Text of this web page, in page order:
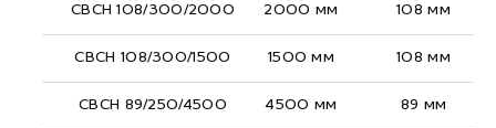
СВСН 108/300/2000 2000 мм 108 мм
СВСН 108/300/1500 1500 мм 108 мм
СВСН 89/250/4500 4500 мм 89 мм